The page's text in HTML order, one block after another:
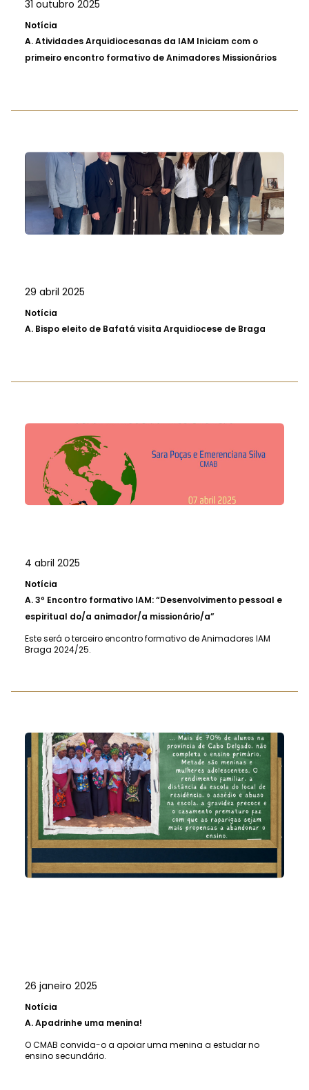
31 outubro 2025
Notícia
A.Atividades Arquidiocesanas da IAM Iniciam com o
primeiro encontro formativo de Animadores Missionários
29 abril 2025
Notícia
A. Bispo eleito de Bafatá visita Arquidiocese de Braga
4 abril 2025
Notícia
A.3º Encontro formativo IAM: “Desenvolvimento pessoal e
espiritual do/a animador/a missionário/a”
Este será o terceiro encontro formativo de Animadores IAM
Braga 2024/25.
26 janeiro 2025
Notícia
A.Apadrinhe uma menina!
O CMAB convida-o a apoiar uma menina a estudar no
ensino secundário.